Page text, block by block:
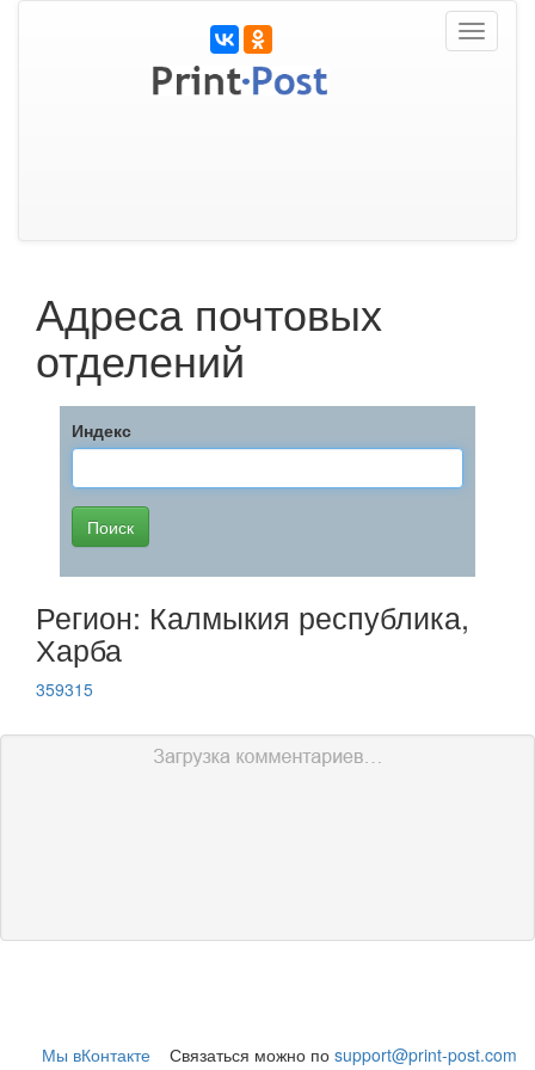
Toggle
Адреса почтовых
отделений
Индекс
Регион: Калмыкия республика,
Харба
359315
Мы вКонтакте Связаться можно по support@print-post.com